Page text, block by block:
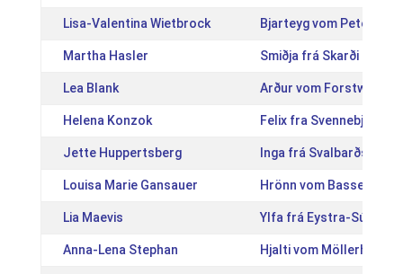
Lisa-Valentina Wietbrock Bjarteyg vom
Martha Hasler Smiðja frá Skarði
Lea Blank Arður vom Forstwald
Helena Konzok Felix fra Svennebjerg
Jette Huppertsberg Inga frá Svalbarðseyri
Louisa Marie Gansauer Hrönn vom Basselthof
Lia Maevis Ylfa frá Eystra-Súlunesi
Anna-Lena Stephan Hjalti vom Möllerhof